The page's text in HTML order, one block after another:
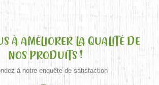
À AMÉLIORER LA QUALITÉ DE
NOS PRODUITS !
à notre enquête de satisfaction